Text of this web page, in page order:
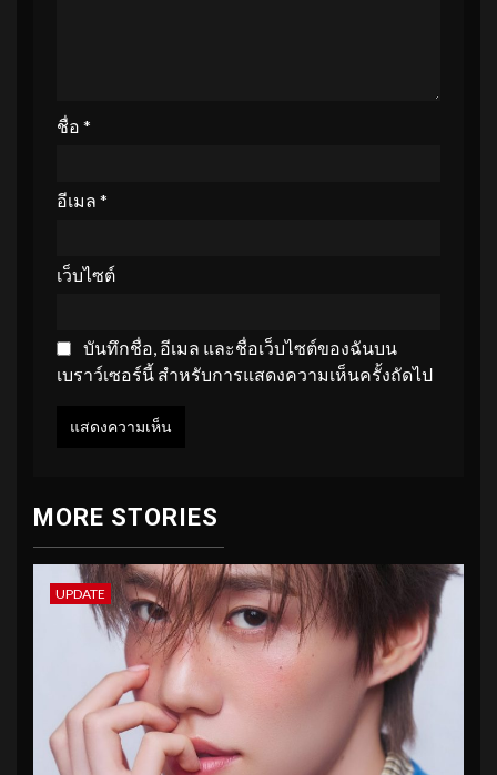
ชื่อ *
อีเมล *
เว็บไซต์
บันทึกชื่อ, อีเมล และชื่อเว็บไซต์ของฉันบน
เบราว์เซอร์นี้ สำหรับการแสดงความเห็นครั้งถัดไป
MORE STORIES
UPDATE